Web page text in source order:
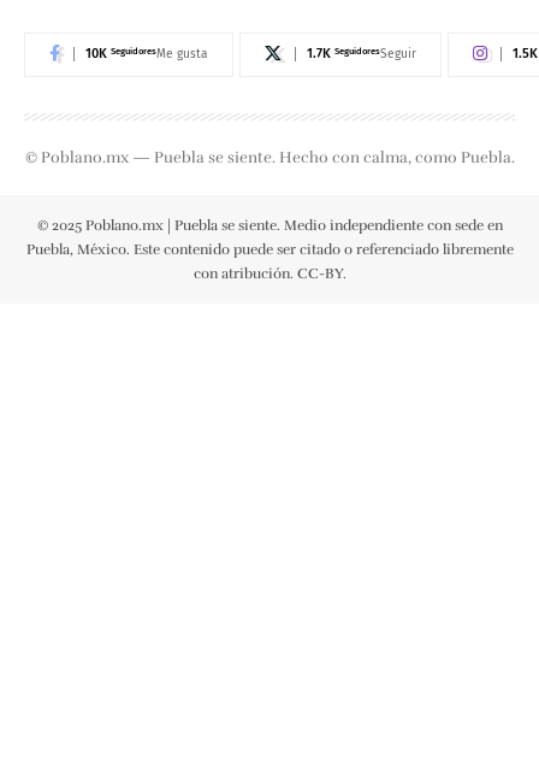
10K SeguidoresMe gusta 1.7K SeguidoresSeguir 1.5K
© Poblano.mx — Puebla se siente. Hecho con calma, como Puebla.
© 2025 Poblano.mx | Puebla se siente. Medio independiente con sede en
Puebla, México. Este contenido puede ser citado o referenciado libremente
con atribución. CC-BY.